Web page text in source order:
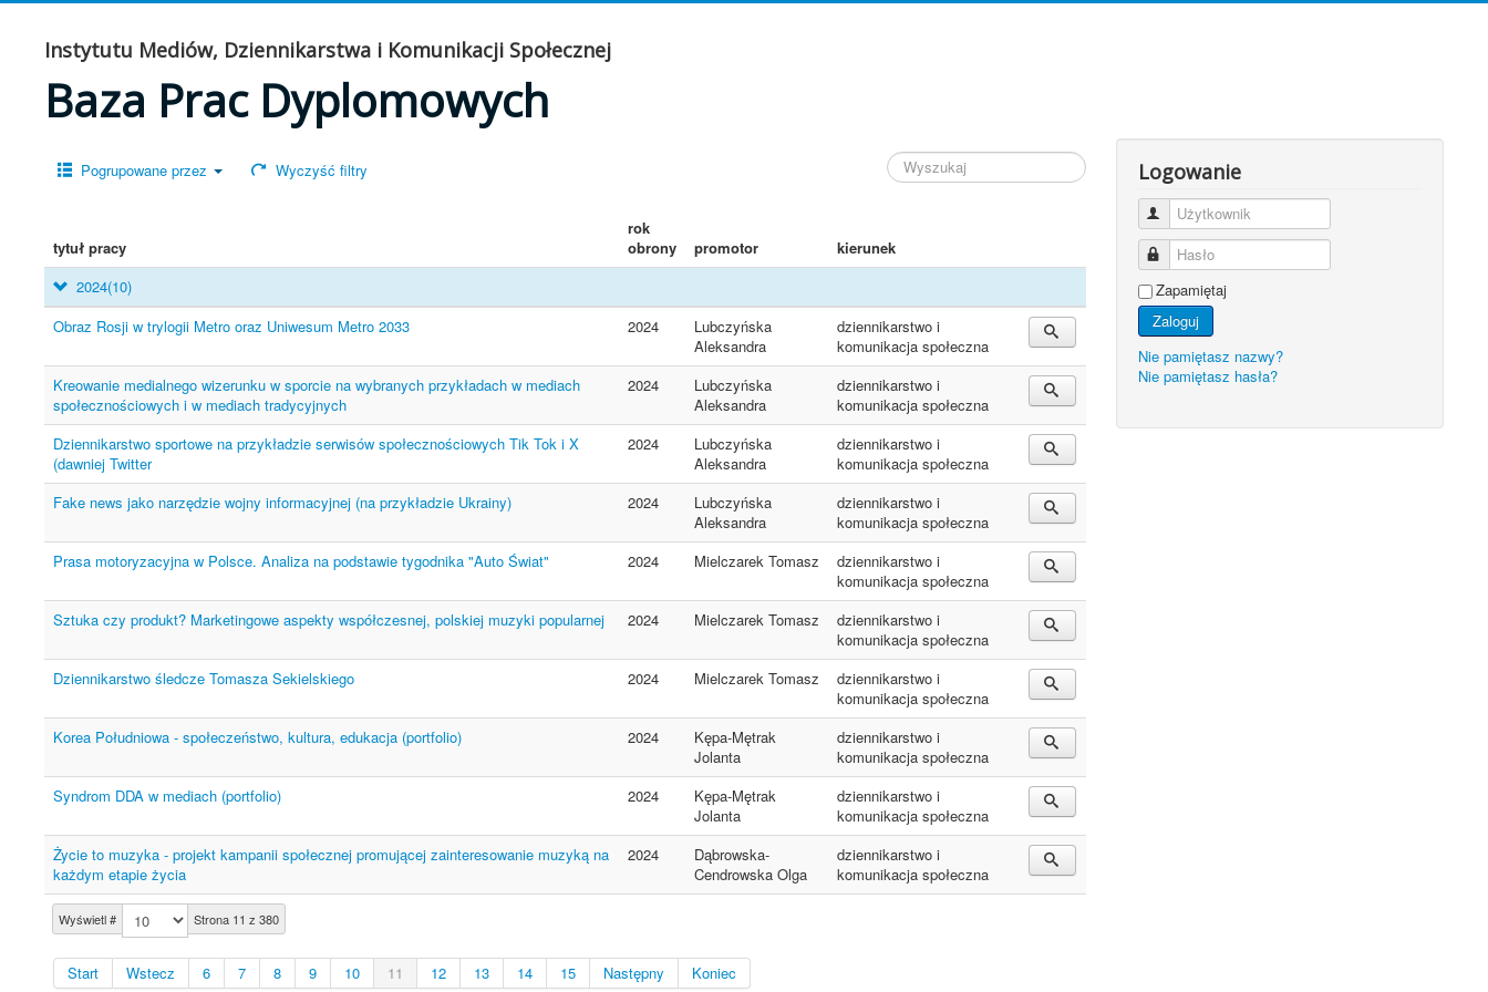
Instytutu Mediów, Dziennikarstwa i Komunikacji Społecznej
Baza Prac Dyplomowych
Pogrupowane przez Wyczyść filtry
tytuł pracy
rok
obrony
promotor kierunek
Wyświetl # Strona 11 z 380
Start Wstecz 6 7 8 9 10 11 12 13 14 15 Następny Koniec
2024(10)
Obraz Rosji w trylogii Metro oraz Uniwesum Metro 2033
2024
Lubczyńska
Aleksandra
dziennikarstwo i
komunikacja społeczna
Kreowanie medialnego wizerunku w sporcie na wybranych przykładach w mediach
społecznościowych i w mediach tradycyjnych
2024
Lubczyńska
Aleksandra
dziennikarstwo i
komunikacja społeczna
Dziennikarstwo sportowe na przykładzie serwisów społecznościowych Tik Tok i X
(dawniej Twitter
2024
Lubczyńska
Aleksandra
dziennikarstwo i
komunikacja społeczna
Fake news jako narzędzie wojny informacyjnej (na przykładzie Ukrainy)
2024
Lubczyńska
Aleksandra
dziennikarstwo i
komunikacja społeczna
Prasa motoryzacyjna w Polsce. Analiza na podstawie tygodnika "Auto Świat"
2024 Mielczarek Tomasz
dziennikarstwo i
komunikacja społeczna
Sztuka czy produkt? Marketingowe aspekty współczesnej, polskiej muzyki popularnej
2024 Mielczarek Tomasz
dziennikarstwo i
komunikacja społeczna
Dziennikarstwo śledcze Tomasza Sekielskiego
2024 Mielczarek Tomasz
dziennikarstwo i
komunikacja społeczna
Korea Południowa - społeczeństwo, kultura, edukacja (portfolio)
2024
Kępa-Mętrak
Jolanta
dziennikarstwo i
komunikacja społeczna
Syndrom DDA w mediach (portfolio)
2024
Kępa-Mętrak
Jolanta
dziennikarstwo i
komunikacja społeczna
Życie to muzyka - projekt kampanii społecznej promującej zainteresowanie muzyką na
każdym etapie życia
2024
Dąbrowska-
Cendrowska Olga
dziennikarstwo i
komunikacja społeczna
Logowanie
Użytkownik
Hasło
Zapamiętaj
Zaloguj
Nie pamiętasz nazwy?
Nie pamiętasz hasła?